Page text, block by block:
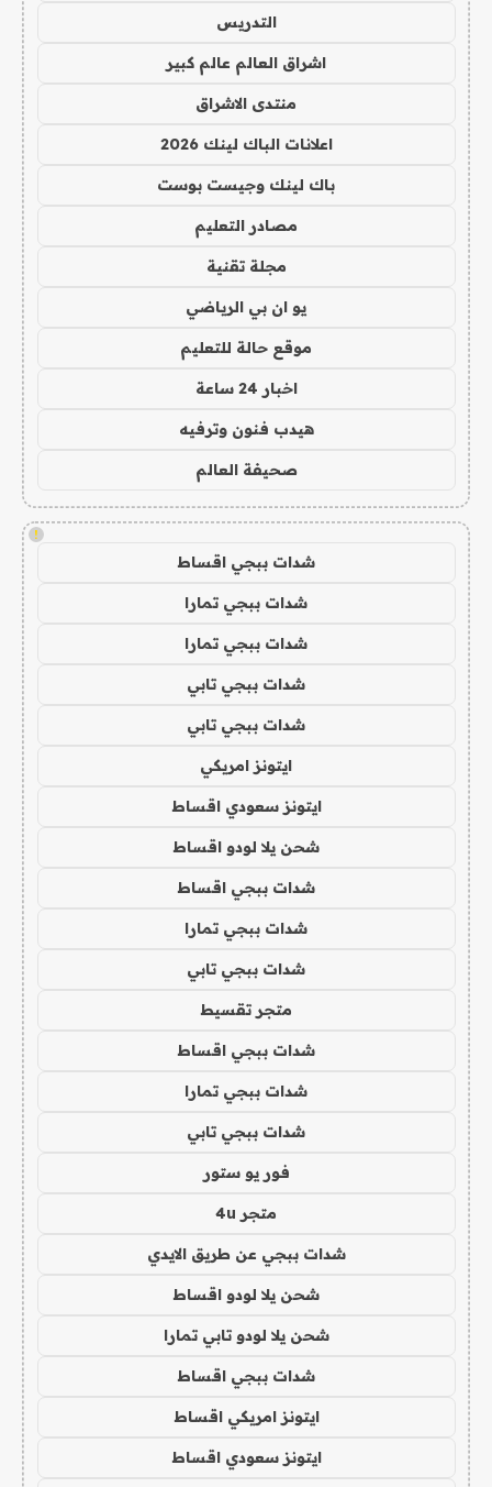
التدريس
اشراق العالم عالم كبير
منتدى الاشراق
اعلانات الباك لينك 2026
باك لينك وجيست بوست
مصادر التعليم
مجلة تقنية
يو ان بي الرياضي
موقع حالة للتعليم
اخبار 24 ساعة
هيدب فنون وترفيه
صحيفة العالم
!
شدات ببجي اقساط
شدات ببجي تمارا
شدات ببجي تمارا
شدات ببجي تابي
شدات ببجي تابي
ايتونز امريكي
ايتونز سعودي اقساط
شحن يلا لودو اقساط
شدات ببجي اقساط
شدات ببجي تمارا
شدات ببجي تابي
متجر تقسيط
شدات ببجي اقساط
شدات ببجي تمارا
شدات ببجي تابي
فور يو ستور
متجر 4u
شدات ببجي عن طريق الايدي
شحن يلا لودو اقساط
شحن يلا لودو تابي تمارا
شدات ببجي اقساط
ايتونز امريكي اقساط
ايتونز سعودي اقساط